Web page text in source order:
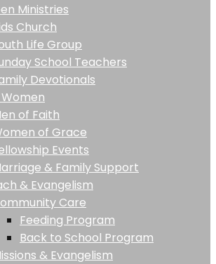
Ministries
Church
Life Group
School Teachers
Devotionals
of Faith
of Grace
Events
& Family Support
& Evangelism
Care
Feeding Program
Back to School Program
& Evangelism